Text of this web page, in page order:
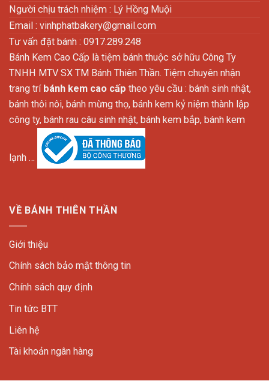
Người chịu trách nhiệm : Lý Hồng Muội
Email : vinhphatbakery@gmail.com
Tư vấn đặt bánh : 0917.289.248
Bánh Kem Cao Cấp là tiệm bánh thuộc sở hữu Công Ty
TNHH MTV SX TM Bánh Thiên Thần. Tiệm chuyên nhận
trang trí bánh kem cao cấp theo yêu cầu : bánh sinh nhật,
bánh thôi nôi, bánh mừng thọ, bánh kem kỷ niệm thành lập
công ty, bánh rau câu sinh nhật, bánh kem bắp, bánh kem
lạnh …
VỀ BÁNH THIÊN THẦN
Giới thiệu
Chính sách bảo mật thông tin
Chính sách quy định
Tin tức BTT
Liên hệ
Tài khoản ngân hàng